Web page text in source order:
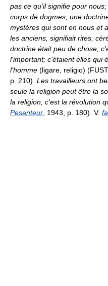
pas ce qu'il signifie pour
corps de dogmes, une
mystères qui sont en nous et
les anciens, signifiait rites,
doctrine était peu de chose;
l'important; c'étaient elles qui
l'homme (ligare, religio)
p. 210). Les travailleurs ont
seule la religion peut être la
la religion, c'est la révolution
Pesanteur , 1943, p. 180). V.